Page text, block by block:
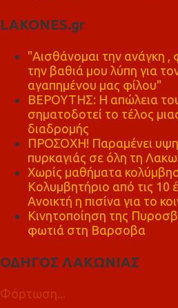
LAKONES.gr
"Αισθάνομαι την ανάγκη
την βαθιά μου λύπη για
αγαπημένου μας φίλου"
ΒΕΡΟΥΤΗΣ: Η απώλεια
σηματοδοτεί το τέλος
διαδρομής
ΠΡΟΣΟΧΗ! Παραμένει
πυρκαγιάς σε όλη τη
Χωρίς μαθήματα
Κολυμβητήριο από τις 10
Ανοικτή η πισίνα για το
Κινητοποίηση της
φωτιά στη Βαρσοβα
ΟΔΗΓΟΣ ΛΑΚΩΝΙΑΣ
Φόρτωση...